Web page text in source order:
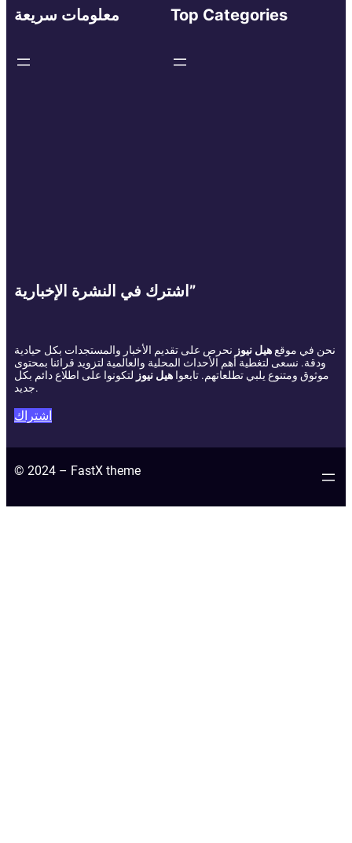
معلومات سريعة Top Categories
اشترك في النشرة الإخبارية”
نحن في موقعهيل نيوز نحرص على تقديم الأخبار والمستجدات بكل حيادية
ودقة. نسعى لتغطية أهم الأحداث المحلية والعالمية لتزويد قرائنا بمحتوى
موثوق ومتنوع يلبي تطلعاتهم. تابعوا هيل نيوز لتكونوا على اطلاع دائم بكل
جديد.
اشتراك
© 2024 – FastX theme